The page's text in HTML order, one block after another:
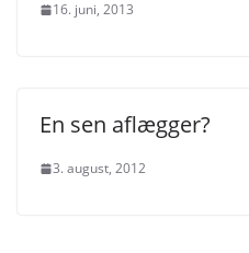
16. juni, 2013
En sen aflægger?
3. august, 2012